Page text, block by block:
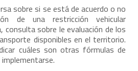
sobre si se está de acuerdo o no
de una restricción vehicular
consulta sobre le evaluación de los
disponibles en el territorio.
cuáles son otras fórmulas de